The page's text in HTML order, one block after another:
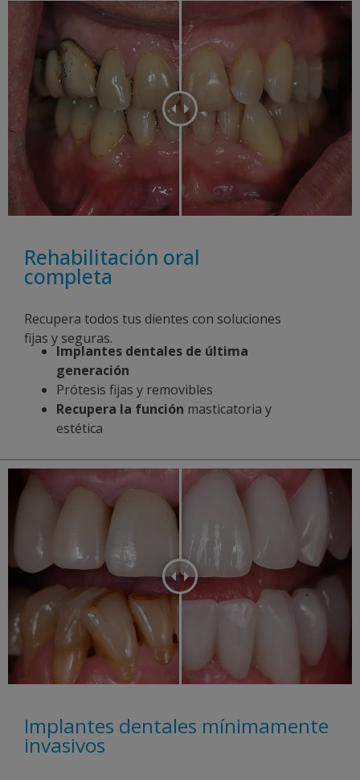
Rehabilitación oral
completa
Recupera todos tus dientes con soluciones
fijas y seguras.
Implantes dentales de última
generación
Prótesis fijas y removibles
Recupera la función masticatoria y
estética
Implantes dentales mínimamente
invasivos